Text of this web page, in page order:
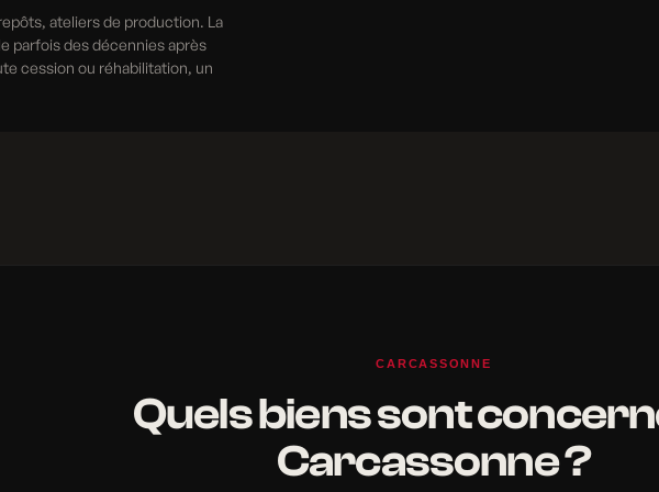
ateliers de production. La
parfois des décennies après
cession ou réhabilitation, un
CARCASSONNE
Quels biens sont
Carcassonne ?